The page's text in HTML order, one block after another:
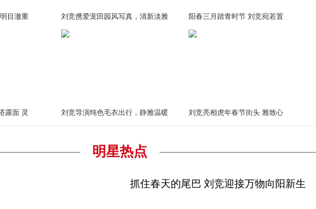
目澈重 刘竞携爱宠田园风写真，清新淡雅 阳春三月踏青时节 刘竞宛若置
露面 灵 刘竞导演纯色毛衣出行，静雅温暖 刘竞亮相虎年春节街头 雅致心
明星热点
抓住春天的尾巴 刘竞迎接万物向阳新生